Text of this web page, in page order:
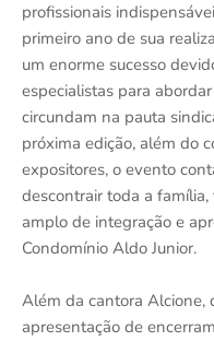
profissionais
primeiro ano de sua
um enorme sucesso
especialistas para
circundam na pauta
próxima edição, além do
expositores, o evento
descontrair toda a
amplo de integração e
Condomínio Aldo Junior.
Além da cantora Alcione,
apresentação de